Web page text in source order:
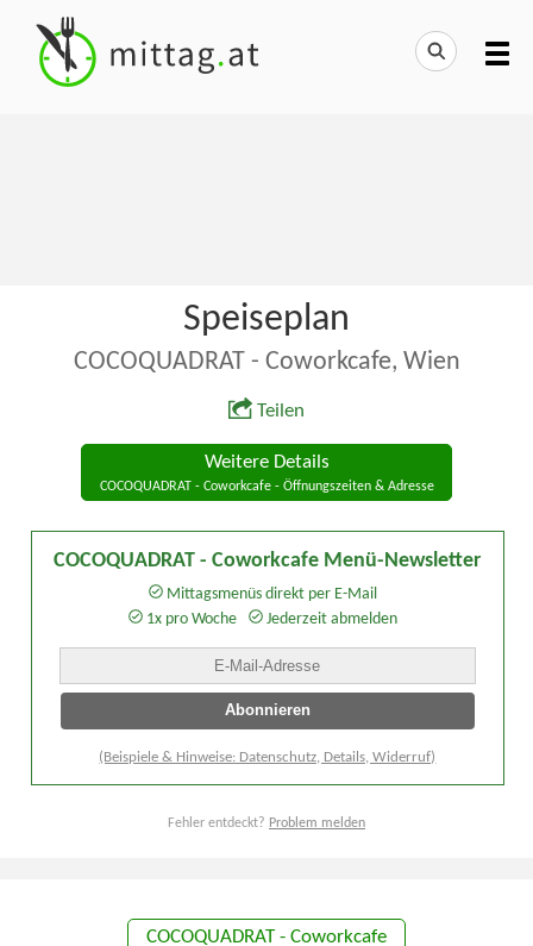
Speiseplan
COCOQUADRAT - Coworkcafe, Wien
Teilen
Weitere Details
COCOQUADRAT - Coworkcafe - Öffnungszeiten & Adresse
COCOQUADRAT - Coworkcafe Menü-Newsletter
Mittagsmenüs direkt per E-Mail
1x pro Woche
Jederzeit abmelden
(Beispiele & Hinweise: Datenschutz, Details, Widerruf)
Fehler entdeckt? Problem melden
COCOQUADRAT - Coworkcafe